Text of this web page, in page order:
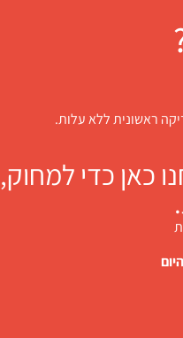
ראשונית ללא עלות.
כדי